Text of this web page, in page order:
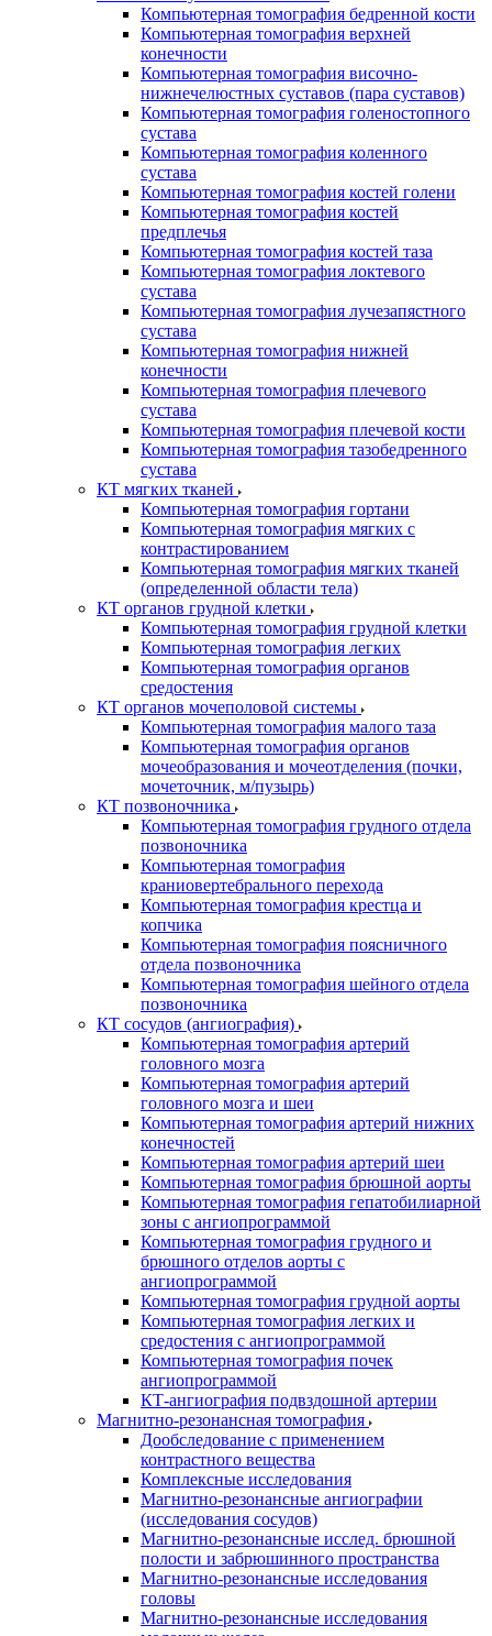
Компьютерная томография бедренной кости
Компьютерная томография верхней
конечности
Компьютерная томография височно-
нижнечелюстных суставов (пара суставов)
Компьютерная томография голеностопного
сустава
Компьютерная томография коленного
сустава
Компьютерная томография костей голени
Компьютерная томография костей
предплечья
Компьютерная томография костей таза
Компьютерная томография локтевого
сустава
Компьютерная томография лучезапястного
сустава
Компьютерная томография нижней
конечности
Компьютерная томография плечевого
сустава
Компьютерная томография плечевой кости
Компьютерная томография тазобедренного
сустава
КТ мягких тканей
Компьютерная томография гортани
Компьютерная томография мягких с
контрастированием
Компьютерная томография мягких тканей
(определенной области тела)
КТ органов грудной клетки
Компьютерная томография грудной клетки
Компьютерная томография легких
Компьютерная томография органов
средостения
КТ органов мочеполовой системы
Компьютерная томография малого таза
Компьютерная томография органов
мочеобразования и мочеотделения (почки,
мочеточник, м/пузырь)
КТ позвоночника
Компьютерная томография грудного отдела
позвоночника
Компьютерная томография
краниовертебрального перехода
Компьютерная томография крестца и
копчика
Компьютерная томография поясничного
отдела позвоночника
Компьютерная томография шейного отдела
позвоночника
КТ сосудов (ангиография)
Компьютерная томография артерий
головного мозга
Компьютерная томография артерий
головного мозга и шеи
Компьютерная томография артерий нижних
конечностей
Компьютерная томография артерий шеи
Компьютерная томография брюшной аорты
Компьютерная томография гепатобилиарной
зоны с ангиопрограммой
Компьютерная томография грудного и
брюшного отделов аорты с
ангиопрограммой
Компьютерная томография грудной аорты
Компьютерная томография легких и
средостения с ангиопрограммой
Компьютерная томография почек
ангиопрограммой
КТ-ангиография подвздошной артерии
Магнитно-резонансная томография
Дообследование с применением
контрастного вещества
Комплексные исследования
Магнитно-резонансные ангиографии
(исследования сосудов)
Магнитно-резонансные исслед. брюшной
полости и забрюшинного пространства
Магнитно-резонансные исследования
головы
Магнитно-резонансные исследования